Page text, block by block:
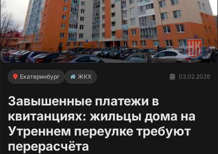
Екатеринбург ЖКХ 03.02.2026
Завышенные платежи в
квитанциях: жильцы дома на
Утреннем переулке требуют
перерасчёта